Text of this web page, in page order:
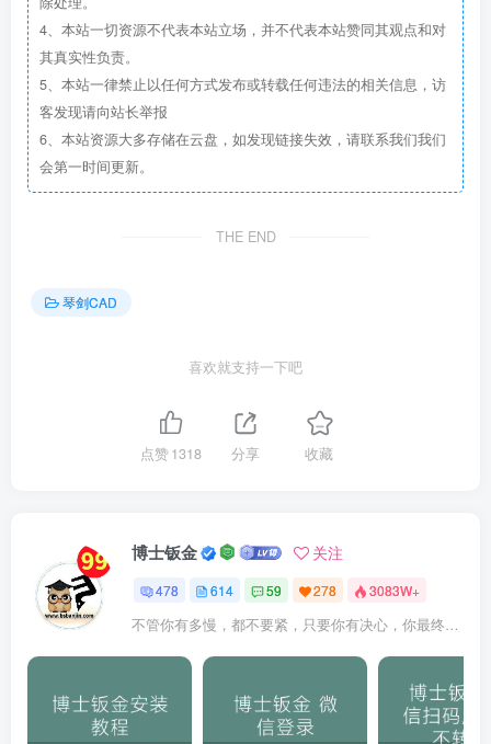
4、本站一切资源不代表本站立场，并不代表本站赞同其观点和对
其真实性负责。
5、本站一律禁止以任何方式发布或转载任何违法的相关信息，访
客发现请向站长举报
6、本站资源大多存储在云盘，如发现链接失效，请联系我们我们
会第一时间更新。
THE END
琴剑CAD
喜欢就支持一下吧
点赞1318 分享 收藏
博士钣金 关注
478 614 59 278 3083W+
不管你有多慢，都不要紧，只要你有决心，你最终都会到达想去的地方